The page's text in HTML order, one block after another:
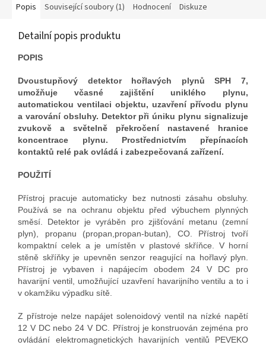
Popis Související soubory (1) Hodnocení Diskuze
Detailní popis produktu
POPIS
Dvoustupňový detektor hořlavých plynů SPH 7,
umožňuje včasné zajištění uniklého plynu,
automatickou ventilaci objektu, uzavření přívodu plynu
a varování obsluhy. Detektor při úniku plynu signalizuje
zvukově a světelně překročení nastavené hranice
koncentrace plynu. Prostřednictvím přepínacích
kontaktů relé pak ovládá i zabezpečovaná zařízení.
POUŽITÍ
Přístroj pracuje automaticky bez nutnosti zásahu obsluhy.
Používá se na ochranu objektu před výbuchem plynných
směsí. Detektor je vyráběn pro zjišťování metanu (zemní
plyn), propanu (propan,propan-butan), CO. Přístroj tvoří
kompaktní celek a je umístěn v plastové skříňce. V horní
stěně skříňky je upevněn senzor reagující na hořlavý plyn.
Přístroj je vybaven i napájecím obodem 24 V DC pro
havarijní ventil, umožňující uzavření havarijního ventilu a to i
v okamžiku výpadku sítě.
Z přístroje nelze napájet solenoidový ventil na nízké napětí
12 V DC nebo 24 V DC. Přístroj je konstruován zejména pro
ovládání elektromagnetických havarijních ventilů PEVEKO